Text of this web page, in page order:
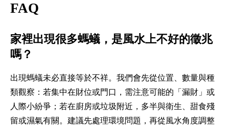
FAQ
家裡出現很多螞蟻，是風水上不好的徵兆
嗎？
出現螞蟻未必直接等於不祥。我們會先從位置、數量與種
類觀察：若集中在財位或門口，需注意可能的「漏財」或
人際小紛爭；若在廚房或垃圾附近，多半與衛生、甜食殘
留或濕氣有關。建議先處理環境問題，再從風水角度調整